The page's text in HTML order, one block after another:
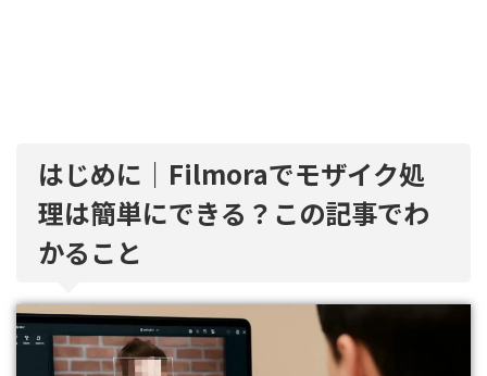
はじめに｜Filmoraでモザイク処
理は簡単にできる？この記事でわ
かること